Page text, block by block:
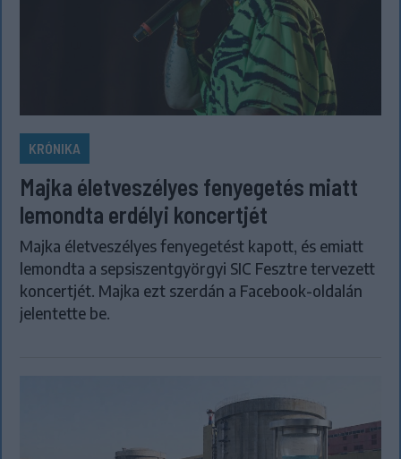
KRÓNIKA
Majka életveszélyes fenyegetés miatt
lemondta erdélyi koncertjét
Majka életveszélyes fenyegetést kapott, és emiatt
lemondta a sepsiszentgyörgyi SIC Fesztre tervezett
koncertjét. Majka ezt szerdán a Facebook-oldalán
jelentette be.